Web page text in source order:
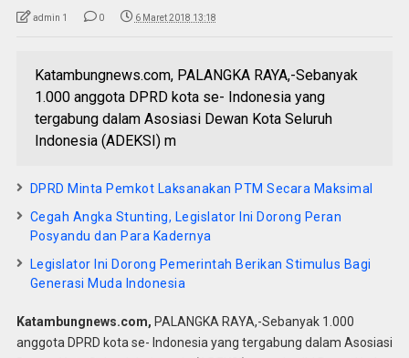
admin 1 0 6 Maret 2018 13:18
Katambungnews.com, PALANGKA RAYA,-Sebanyak
1.000 anggota DPRD kota se- Indonesia yang
tergabung dalam Asosiasi Dewan Kota Seluruh
Indonesia (ADEKSI) m
DPRD Minta Pemkot Laksanakan PTM Secara Maksimal
Cegah Angka Stunting, Legislator Ini Dorong Peran
Posyandu dan Para Kadernya
Legislator Ini Dorong Pemerintah Berikan Stimulus Bagi
Generasi Muda Indonesia
Katambungnews.com, PALANGKA RAYA,-Sebanyak 1.000
anggota DPRD kota se- Indonesia yang tergabung dalam Asosiasi